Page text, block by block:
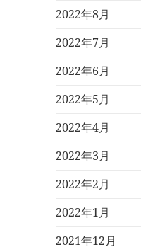
2022年8月
2022年7月
2022年6月
2022年5月
2022年4月
2022年3月
2022年2月
2022年1月
2021年12月